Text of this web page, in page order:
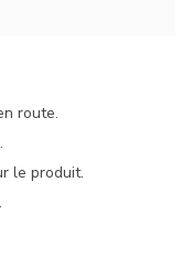
route.
le produit.